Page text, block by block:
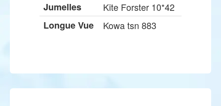
Jumelles
Kite Forster 10*42
Longue Vue
Kowa tsn 883